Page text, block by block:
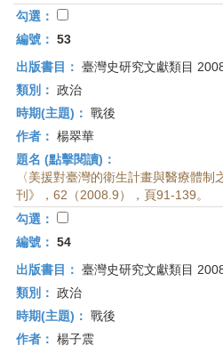
勾選：
編號： 53
出版書目： 臺灣史研究文獻類目
類別： 政治
時期(主題)： 戰後
作者： 楊翠華
題名 (點擊閱讀)：
〈美援對臺灣的衛生計畫與醫療體
刊》，62（2008.9），頁91-139。
勾選：
編號： 54
出版書目： 臺灣史研究文獻類目
類別： 政治
時期(主題)： 戰後
作者： 楊子震